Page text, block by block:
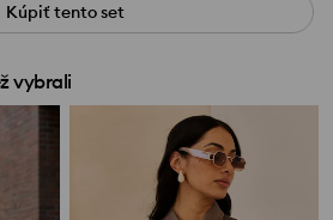
Kúpiť tento set
vybrali